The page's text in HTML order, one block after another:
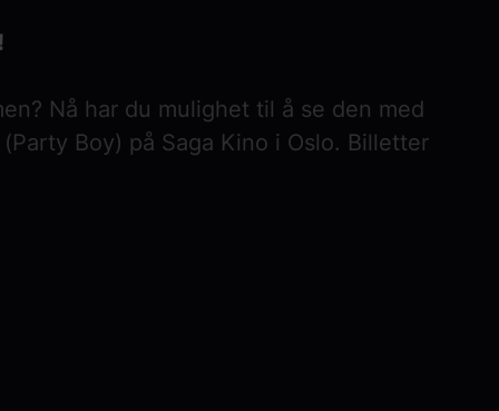
Nå har du mulighet til å se den med
Boy) på Saga Kino i Oslo. Billetter